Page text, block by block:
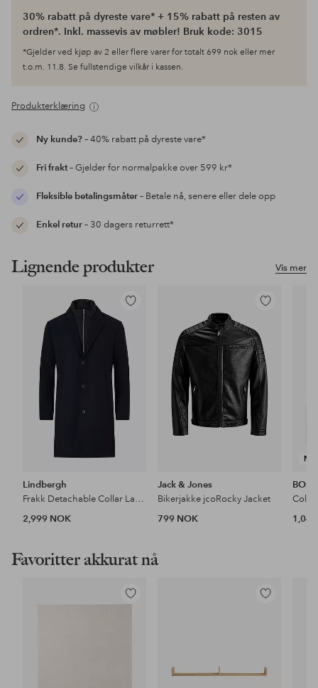
30% rabatt på dyreste vare* + 15% rabatt på resten av
ordren*. Inkl. massevis av møbler! Bruk kode: 3015
*Gjelder ved kjøp av 2 eller flere varer for totalt 699 nok eller mer
t.o.m. 11.8. Se fullstendige vilkår i kassen.
Produkterklæring
Ny kunde?– 40% rabatt på dyreste vare*
Fri frakt– Gjelder for normalpakke over 599 kr*
Fleksible betalingsmåter– Betale nå, senere eller dele opp
Enkel retur– 30 dagers returrett*
Vis mer
Lignende produkter
Legg
til
favoritter
Lindbergh
Frakk Detachable Collar Lapel Coat
2,999 NOK
Legg
favoritter
Jack & Jones
Bikerjakke jcoRocky Jacket
799 NOK
BOSS
Favoritter akkurat nå
Legg
Legg